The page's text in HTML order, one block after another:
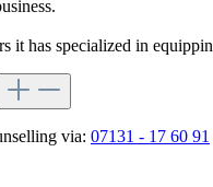
it has specialized in
via: 07131 - 17 60 91